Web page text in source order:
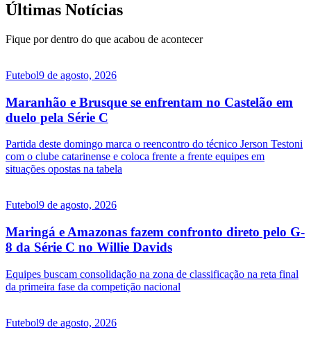
Últimas Notícias
Fique por dentro do que acabou de acontecer
Futebol9 de agosto, 2026
Maranhão e Brusque se enfrentam no Castelão em
duelo pela Série C
Partida deste domingo marca o reencontro do técnico Jerson Testoni
com o clube catarinense e coloca frente a frente equipes em
situações opostas na tabela
Futebol9 de agosto, 2026
Maringá e Amazonas fazem confronto direto pelo G-
8 da Série C no Willie Davids
Equipes buscam consolidação na zona de classificação na reta final
da primeira fase da competição nacional
Futebol9 de agosto, 2026